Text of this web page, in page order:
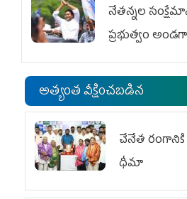
నేతన్నల
ప్రభుత్వం
అత్యంత వీక్షించబడిన
చేనేత రంగానికి
ధీమా